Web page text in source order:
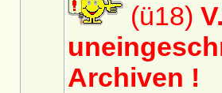
(ü18)
Archiven !